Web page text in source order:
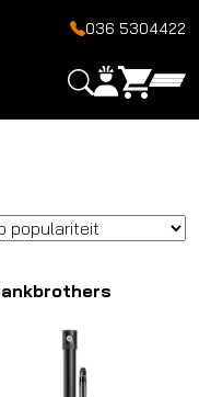
036 5304422